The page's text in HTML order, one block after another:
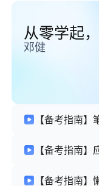
从零学起
邓健
【备考指南
【备考指南】
【备考指南】